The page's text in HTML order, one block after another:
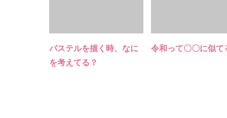
パステルを描く時、なに
を考えてる？
令和って〇〇に似て